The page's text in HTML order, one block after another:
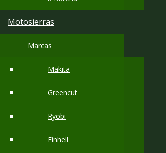
Motosierras
Marcas
Makita
Greencut
Ryobi
Einhell